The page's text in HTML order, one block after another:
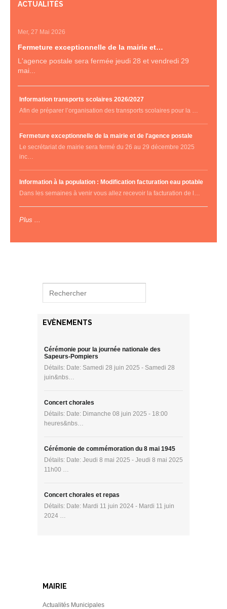
ACTUALITÉS
Mer, 27 Mai 2026
Fermeture exceptionnelle de la mairie et…
L'agence postale sera fermée jeudi 28 et vendredi 29
mai...
Information transports scolaires 2026/2027
Afin de préparer l’organisation des transports scolaires pour la …
Fermeture exceptionnelle de la mairie et de l'agence postale
Le secrétariat de mairie sera fermé du 26 au 29 décembre 2025
inc…
Information à la population : Modification facturation eau potable
Dans les semaines à venir vous allez recevoir la facturation de l…
Plus ...
EVÈNEMENTS
Cérémonie pour la journée nationale des
Sapeurs-Pompiers
Détails: Date: Samedi 28 juin 2025 - Samedi 28
juin&nbs…
Concert chorales
Détails: Date: Dimanche 08 juin 2025 - 18:00
heures&nbs…
Cérémonie de commémoration du 8 mai 1945
Détails: Date: Jeudi 8 mai 2025 - Jeudi 8 mai 2025
11h00 …
Concert chorales et repas
Détails: Date: Mardi 11 juin 2024 - Mardi 11 juin
2024 …
MAIRIE
Actualités Municipales